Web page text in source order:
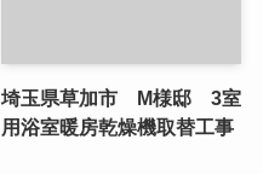
埼玉県草加市 M様邸 3室
用浴室暖房乾燥機取替工事